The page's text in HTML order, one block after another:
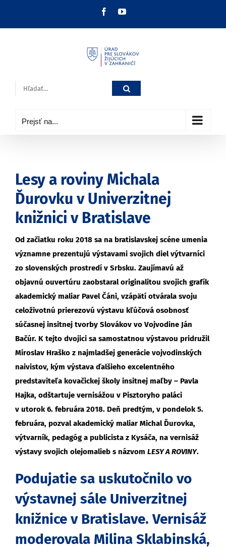
FacebookYouTube
Hľadať:
Prejsť na...
Lesy a roviny Michala
Ďurovku v Univerzitnej
knižnici v Bratislave
Od začiatku roku 2018 sa na bratislavskej scéne umenia
významne prezentujú výstavami svojich diel výtvarníci
zo slovenských prostredí v Srbsku. Zaujímavú až
objavnú ouvertúru zaobstaral originalitou svojich grafík
akademický maliar Pavel Čáni, vzápätí otvárala svoju
celoživotnú prierezovú výstavu kľúčová osobnosť
súčasnej insitnej tvorby Slovákov vo Vojvodine Ján
Bačúr. K tejto dvojici sa samostatnou výstavou pridružil
Miroslav Hraško z najmladšej generácie vojvodinských
naivistov, kým výstava ďalšieho excelentného
predstaviteľa kovačickej školy insitnej maľby – Pavla
Hajka, odštartuje vernisážou v Pisztoryho paláci
v utorok 6. februára 2018. Deň predtým, v pondelok 5.
februára, pozval akademický maliar Michal Ďurovka,
výtvarník, pedagóg a publicista z Kysáča, na vernisáž
výstavy svojich olejomalieb s názvom LESY A ROVINY.
Podujatie sa uskutočnilo vo
výstavnej sále Univerzitnej
knižnice v Bratislave. Vernisáž
moderovala Milina Sklabinská,